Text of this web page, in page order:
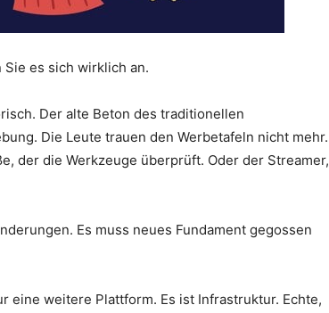
Sie es sich wirklich an.
Der alte Beton des traditionellen
Die Leute trauen den Werbetafeln nicht mehr.
der die Werkzeuge überprüft. Oder der Streamer,
Es muss neues Fundament gegossen
eine weitere Plattform. Es ist Infrastruktur. Echte,